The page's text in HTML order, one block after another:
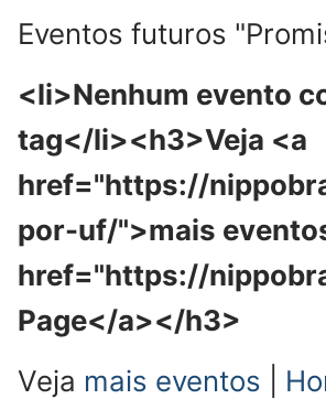
Eventos futuros
<li>Nenhum evento
tag</li><h3>Veja <a
href="https://
por-uf/">mais
href="https://
Page</a></h3>
Veja mais eventos